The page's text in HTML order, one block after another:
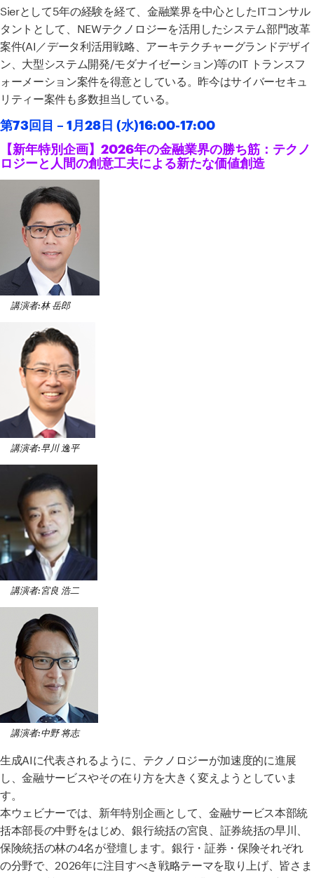
Sierとして5年の経験を経て、金融業界を中心としたITコンサル
タントとして、NEWテクノロジーを活用したシステム部門改革
案件(AI／データ利活用戦略、アーキテクチャーグランドデザイ
ン、大型システム開発/モダナイゼーション)等のIT トランスフ
ォーメーション案件を得意としている。昨今はサイバーセキュ
リティー案件も多数担当している。
第73回目 – 1月28日 (水)16:00-17:00
【新年特別企画】2026年の金融業界の勝ち筋：テクノ
ロジーと人間の創意工夫による新たな価値創造
講演者:林 岳郎
講演者:早川 逸平
講演者:宮良 浩二
講演者:中野 将志
生成AIに代表されるように、テクノロジーが加速度的に進展
し、金融サービスやその在り方を大きく変えようとしていま
す。
本ウェビナーでは、新年特別企画として、金融サービス本部統
括本部長の中野をはじめ、銀行統括の宮良、証券統括の早川、
保険統括の林の4名が登壇します。銀行・証券・保険それぞれ
の分野で、2026年に注目すべき戦略テーマを取り上げ、皆さま